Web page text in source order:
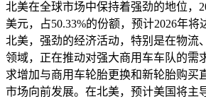
北美在全球市场中保持着强劲的地位，
美元，占50.33%的份额，预计2026年将
北美，强劲的经济活动，特别是在物流
领域，正在推动对强大商用车车队的需
求增加与商用车轮胎更换和新轮胎购买
市场向前发展。在北美，预计美国将主